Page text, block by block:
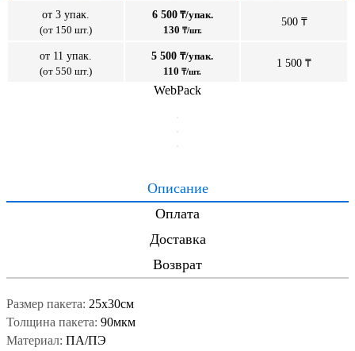
от 3 упак.
(от 150 шт.)
6 500₸/упак.
130 ₸/шт.
500 ₸
от 11 упак.
(от 550 шт.)
5 500 ₸/упак.
110 ₸/шт.
1 500 ₸
WebPack
Описание
Оплата
Доставка
Возврат
Размер пакета: 25x30см
Толщина пакета: 90мкм
Материал: ПА/ПЭ